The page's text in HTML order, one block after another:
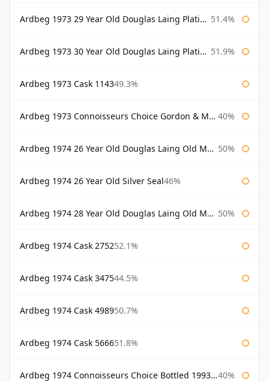
Ardbeg 1973 29 Year Old Douglas Laing Platinum Selection 51.4%
Ardbeg 1973 30 Year Old Douglas Laing Platinum Selection 51.9%
Ardbeg 1973 Cask 114349.3%
Ardbeg 1973 Connoisseurs Choice Gordon & Macphail 40%
Ardbeg 1974 26 Year Old Douglas Laing Old Malt Cask 50%
Ardbeg 1974 26 Year Old Silver Seal46%
Ardbeg 1974 28 Year Old Douglas Laing Old Malt Cask 50%
Ardbeg 1974 Cask 275252.1%
Ardbeg 1974 Cask 347544.5%
Ardbeg 1974 Cask 498950.7%
Ardbeg 1974 Cask 566651.8%
Ardbeg 1974 Connoisseurs Choice Bottled 1993 Gordon & Macphail 40%